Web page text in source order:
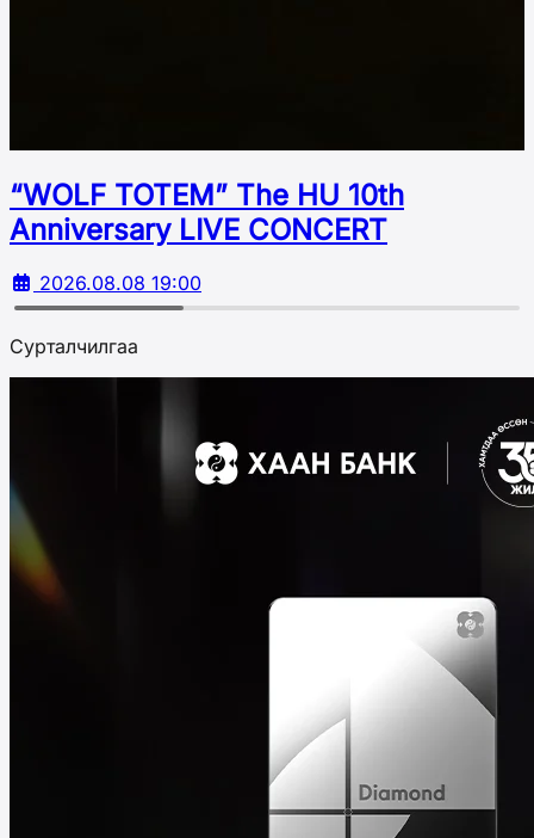
“WOLF TOTEM” The HU 10th
Аnniversary LIVE CONCERT
2026.08.08 19:00
Сурталчилгаа